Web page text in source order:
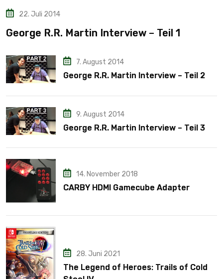
22. Juli 2014
George R.R. Martin Interview – Teil 1
7. August 2014
George R.R. Martin Interview – Teil 2
9. August 2014
George R.R. Martin Interview – Teil 3
14. November 2018
CARBY HDMI Gamecube Adapter
28. Juni 2021
The Legend of Heroes: Trails of Cold